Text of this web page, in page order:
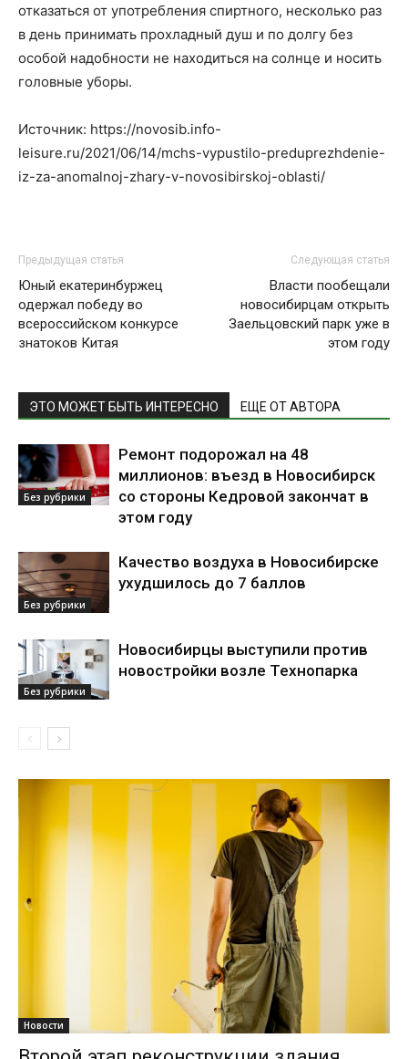
отказаться от употребления спиртного, несколько раз
в день принимать прохладный душ и по долгу без
особой надобности не находиться на солнце и носить
головные уборы.
Источник: https://novosib.info-
leisure.ru/2021/06/14/mchs-vypustilo-preduprezhdenie-
iz-za-anomalnoj-zhary-v-novosibirskoj-oblasti/
Предыдущая статья
Юный екатеринбуржец
одержал победу во
всероссийском конкурсе
знатоков Китая
Следующая статья
Власти пообещали
новосибирцам открыть
Заельцовский парк уже в
этом году
ЭТО МОЖЕТ БЫТЬ ИНТЕРЕСНО ЕЩЕ ОТ АВТОРА
Без рубрики
Ремонт подорожал на 48
миллионов: въезд в Новосибирск
со стороны Кедровой закончат в
этом году
Без рубрики
Качество воздуха в Новосибирске
ухудшилось до 7 баллов
Без рубрики
Новосибирцы выступили против
новостройки возле Технопарка
Новости